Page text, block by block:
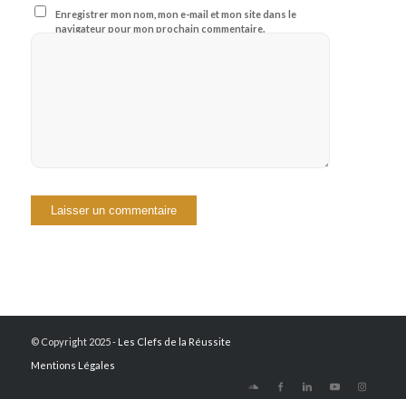
Enregistrer mon nom, mon e-mail et mon site dans le
navigateur pour mon prochain commentaire.
© Copyright 2025 - Les Clefs de la Réussite
Mentions Légales